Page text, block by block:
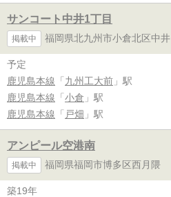
サンコート中井1丁目
掲載中 福岡県北九州市小倉北区中井
予定
鹿児島本線 「 九州工大前 」駅
鹿児島本線 「 小倉 」駅
鹿児島本線 「 戸畑 」駅
アンピール空港南
掲載中 福岡県福岡市博多区西月隈
築19年